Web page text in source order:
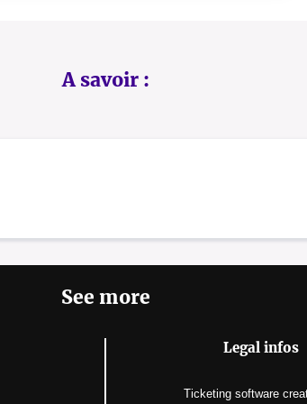
A savoir :
See more
Legal infos
Ticketing software